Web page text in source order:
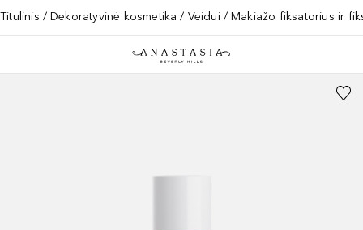
Titulinis Dekoratyvinė kosmetika Veidui Makiažo fiksatorius ir